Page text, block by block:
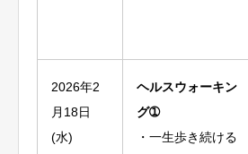
2026年2
月18日
(水)
ヘルスウォーキン
グ➀
・一生歩き続ける